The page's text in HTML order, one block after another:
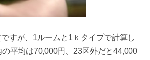
すが、1ルームと1ｋタイプで計算し
の平均は70,000円、23区外だと44,000